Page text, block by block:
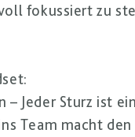
fokussiert zu
– Jeder Sturz ist
Team macht